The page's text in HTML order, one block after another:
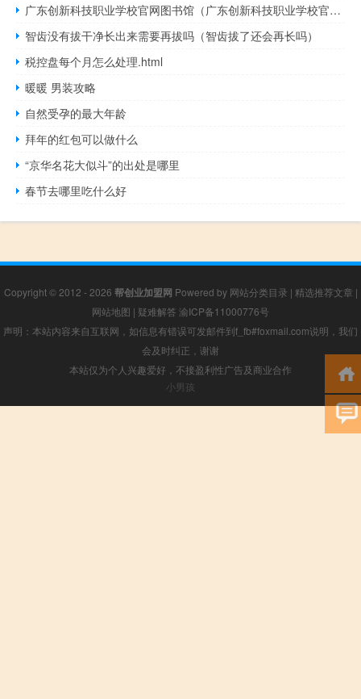
广东创新科技职业学校官网图书馆（广东创新科技职业学校官网）
智齿没有拔干净长出来需要再拔吗（智齿拔了还会再长吗）
税控盘每个月怎么处理.html
暖暖 男装攻略
自然受孕的最大年龄
拜年的红包可以做什么
“京华名花大似斗”的出处是哪里
春节去哪里吃什么好
Copyright © 2012 - 2026 帮创业加盟网 Powered by 网站分类目录 | 精选推荐文章 |
网站地图 | 疑难解答 渝ICP备11000776号
声明：本站内容来自互联网，如信息有错误可发邮件到f_fb#foxmail.com说明，我们
会及时纠正，谢谢
本站仅为个人兴趣爱好，不接盈利性广告及商业合作
小男孩